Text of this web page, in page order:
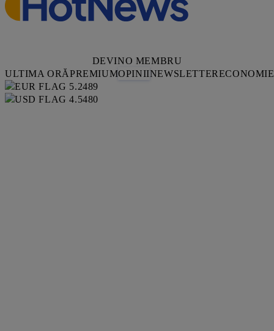
DEVINO MEMBRU
ULTIMA ORĂPREMIUMOPINIINEWSLETTERECONOMIE
5.2489
4.5480